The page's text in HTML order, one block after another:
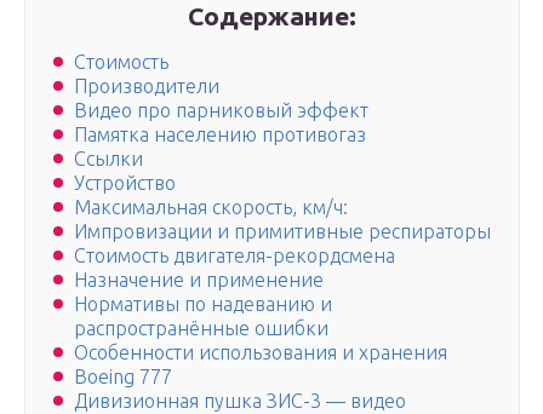
Содержание:
Стоимость
Производители
Видео про парниковый эффект
Памятка населению противогаз
Ссылки
Устройство
Максимальная скорость, км/ч:
Импровизации и примитивные респираторы
Стоимость двигателя-рекордсмена
Назначение и применение
Нормативы по надеванию и
распространённые ошибки
Особенности использования и хранения
Boeing 777
Дивизионная пушка ЗИС-3 — видео